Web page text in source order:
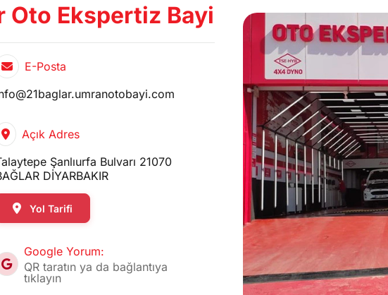
Oto Ekspertiz Bayi
E-Posta
Açık Adres
Şanlıurfa Bulvarı 21070
DİYARBAKIR
Yol Tarifi
Google Yorum:
QR taratın ya da bağlantıya
tıklayın